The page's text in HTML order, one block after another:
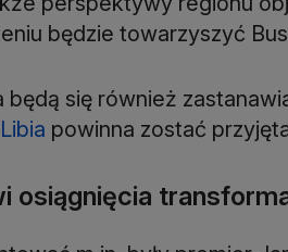
będzie towarzyszyć
się również
Libia powinna zostać
osiągnięcia